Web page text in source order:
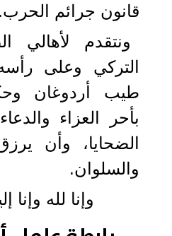
قانون جرائم الحرب.
ونتقدم لأهالي
التركي وعلى
طيب أردوغان
بأحر العزاء
الضحايا، وأن
والسلوان.
وإنا لله وإنا